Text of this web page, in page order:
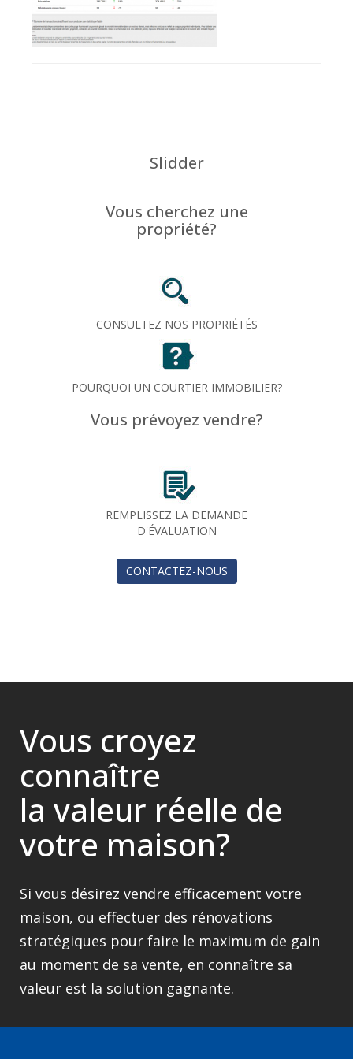
Slidder
Vous cherchez une
propriété?
CONSULTEZ NOS PROPRIÉTÉS
POURQUOI UN COURTIER IMMOBILIER?
Vous prévoyez vendre?
REMPLISSEZ LA DEMANDE
D'ÉVALUATION
CONTACTEZ-NOUS
Vous croyez
connaître
la valeur réelle de
votre maison?
Si vous désirez vendre efficacement votre
maison, ou effectuer des rénovations
stratégiques pour faire le maximum de gain
au moment de sa vente, en connaître sa
valeur est la solution gagnante.